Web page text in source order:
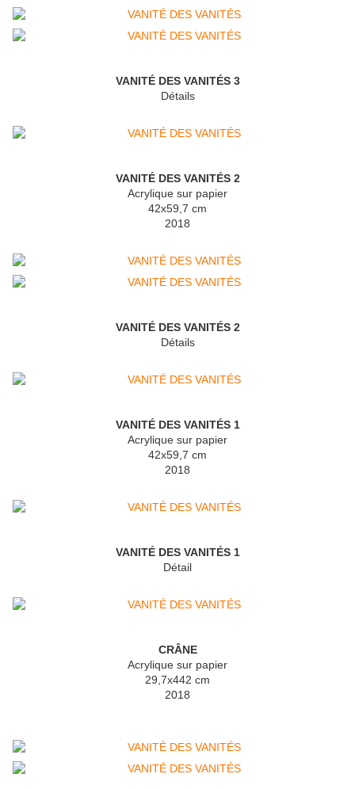
VANITÉ DES VANITÉS 3
Détails
VANITÉ DES VANITÉS 2
Acrylique sur papier
42x59,7 cm
2018
VANITÉ DES VANITÉS 2
Détails
VANITÉ DES VANITÉS 1
Acrylique sur papier
42x59,7 cm
2018
VANITÉ DES VANITÉS 1
Détail
CRÂNE
Acrylique sur papier
29,7x442 cm
2018